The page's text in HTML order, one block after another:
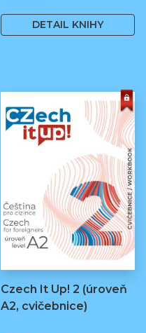
DETAIL KNIHY
Czech It Up! 2 (úroveň
A2, cvičebnice)